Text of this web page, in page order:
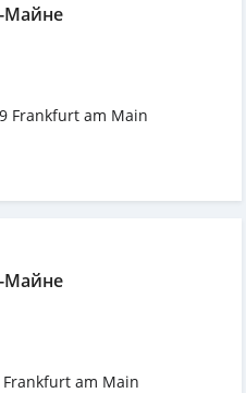
Майне
Frankfurt am Main
Майне
Frankfurt am Main